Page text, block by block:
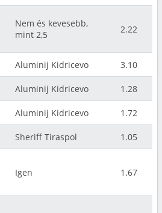
Nem és kevesebb,
mint 2,5
2.22
Aluminij Kidricevo 3.10
Aluminij Kidricevo 1.28
Aluminij Kidricevo 1.72
Sheriff Tiraspol 1.05
Igen 1.67